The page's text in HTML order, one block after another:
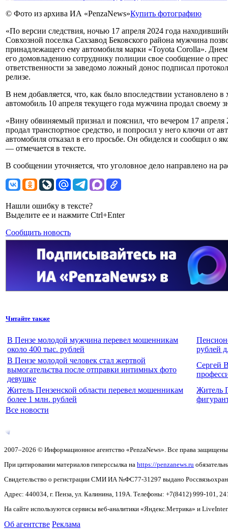
© Фото из архива ИА «PenzaNews»Купить фотографию
«По версии следствия, ночью 17 апреля 2024 года
Совхозной поселка Сахзавод Бековского района мужчина
принадлежащего ему автомобиля марки «Toyota Corolla».
его домовладению сотруднику полиции свое сообщение о
ответственности за заведомо ложный донос подписал
релизе.
В нем добавляется, что, как было впоследствии установлено
автомобиль 10 апреля текущего года мужчина продал своему
«Вину обвиняемый признал и пояснил, что вечером 17
продал транспортное средство, и попросил у него ключи от
автомобиля отказал в его просьбе. Он обиделся и сообщил о
— отмечается в тексте.
В сообщении уточняется, что уголовное дело направлено на
Нашли ошибку в тексте?
Выделите ее и нажмите Ctrl+Enter
Сообщить новость
Читайте также
В Пензе молодой мужчина перевел мошенникам
около 400 тыс. рублей
рублей
В Пензе молодой человек стал жертвой
вымогательства после отправки интимных фото
девушке
Сергей
Житель Пензенской области перевел мошенникам
более 1 млн. рублей
Житель
Все новости
2007–2026 © Информационное агентство «PenzaNews». Все права
При цитировании материалов гиперссылка на https://penzanews.ru
Свидетельство о регистрации СМИ ИА №ФС77-31297 выдано
Адрес: 440034, г. Пенза, ул. Калинина, 119А. Телефоны: +7(8412) 999-101,
На сайте используются сервисы веб-аналитики «Яндекс.Метрика» и
Об агентстве Реклама